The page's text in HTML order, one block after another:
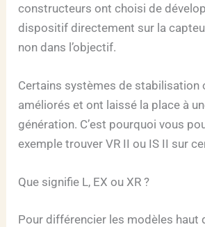
constructeurs ont choisi de
dispositif directement sur la
non dans l’objectif.
Certains systèmes de stabilisation
améliorés et ont laissé la place à
génération. C’est pourquoi vous
exemple trouver VR II ou IS II sur
Que signifie L, EX ou XR ?
Pour différencier les modèles haut